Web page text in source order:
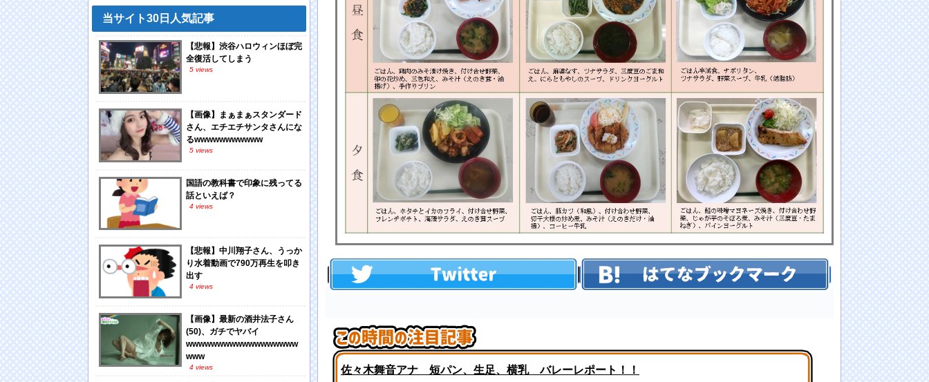
佐々木舞音アナ 短パン、生足、横乳 バレーレポート！！
当サイト30日人気記事
【悲報】渋谷ハロウィンほぼ完
全復活してしまう
5 views
【画像】まぁまぁスタンダード
さん、エチエチサンタさんにな
るwwwwwwwwwww
5 views
国語の教科書で印象に残ってる
話といえば？
4 views
【悲報】中川翔子さん、うっか
り水着動画で790万再生を叩き
出す
4 views
【画像】最新の酒井法子さん
(50)、ガチでヤバイ
wwwwwwwwwwwwwwwwww
www
4 views